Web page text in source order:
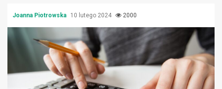
Joanna Piotrowska 10 lutego 2024 2000